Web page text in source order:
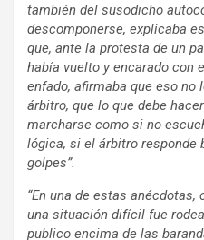
también del susodicho
descomponerse, explicaba
que, ante la protesta de un
había vuelto y encarado con
enfado, afirmaba que eso no
árbitro, que lo que debe
marcharse como si no
lógica, si el árbitro responde
golpes”.
“En una de estas
una situación difícil fue
publico encima de las